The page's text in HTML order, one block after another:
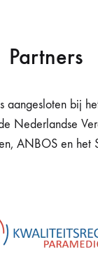
Partners
aangesloten bij
Nederlandse
ANBOS en het